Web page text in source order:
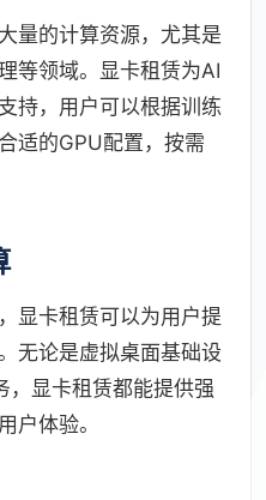
量的计算资源，尤其是
等领域。显卡租赁为AI
持，用户可以根据训练
适的GPU配置，按需
显卡租赁可以为用户提
无论是虚拟桌面基础设
，显卡租赁都能提供强
户体验。